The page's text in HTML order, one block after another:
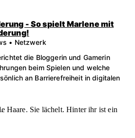
- So spielt Marlene mit
• Netzwerk
die Bloggerin und Gamerin
beim Spielen und welche
an Barrierefreiheit in digitalen